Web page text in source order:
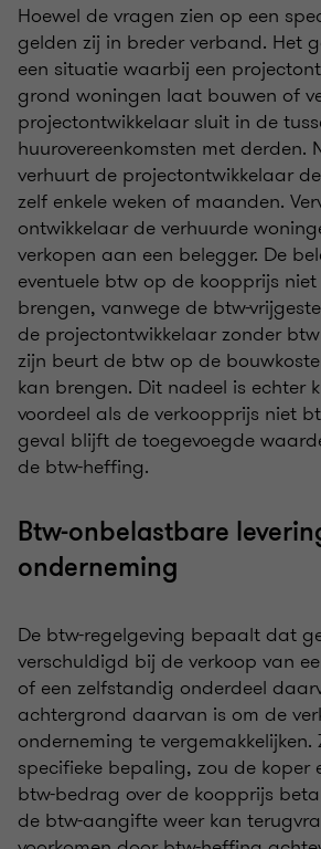
Hoewel de vragen zien op een
gelden zij in breder verband. Het
een situatie waarbij een
grond woningen laat bouwen of
projectontwikkelaar sluit in de
huurovereenkomsten met derden.
verhuurt de projectontwikkelaar
zelf enkele weken of maanden.
ontwikkelaar de verhuurde
verkopen aan een belegger. De
eventuele btw op de koopprijs
brengen, vanwege de btw-
de projectontwikkelaar zonder
zijn beurt de btw op de
kan brengen. Dit nadeel is echter
voordeel als de verkoopprijs niet
geval blijft de toegevoegde
de btw-heffing.
Btw-onbelastbare
onderneming
De btw-regelgeving bepaalt dat
verschuldigd bij de verkoop van
of een zelfstandig onderdeel
achtergrond daarvan is om de
onderneming te vergemakkelijken.
specifieke bepaling, zou de koper
btw-bedrag over de koopprijs
de btw-aangifte weer kan